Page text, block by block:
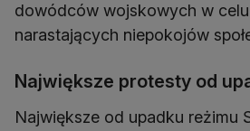
dowódców wojskowych w celu
narastających niepokojów
Największe protesty od
Największe od upadku reżimu